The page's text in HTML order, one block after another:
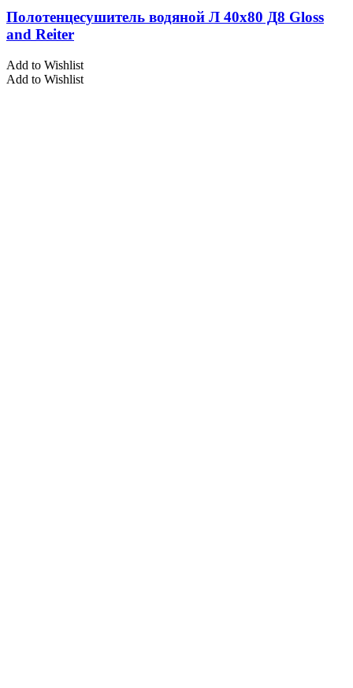
Полотенцесушитель водяной Л 40х80 Д8 Gloss
and Reiter
Add to Wishlist
Add to Wishlist